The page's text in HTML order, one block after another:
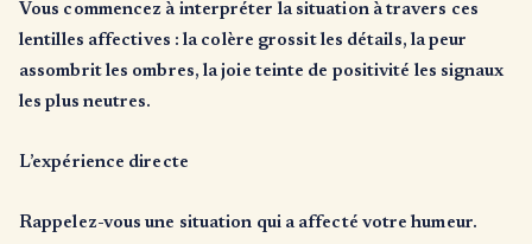
Vous commencez à interpréter la situation à travers ces
lentilles affectives : la colère grossit les détails, la peur
assombrit les ombres, la joie teinte de positivité les signaux
les plus neutres.
L’expérience directe
Rappelez-vous une situation qui a affecté votre humeur.